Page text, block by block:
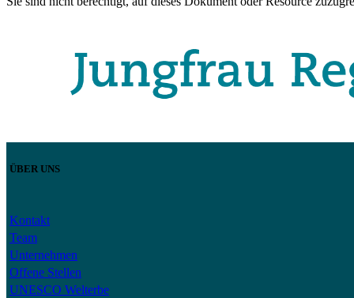
ÜBER UNS
Kontakt
Team
Unternehmen
Offene Stellen
UNESCO Welterbe